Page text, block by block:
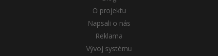
O projektu
Napsali o nás
Reklama
Vývoj systému